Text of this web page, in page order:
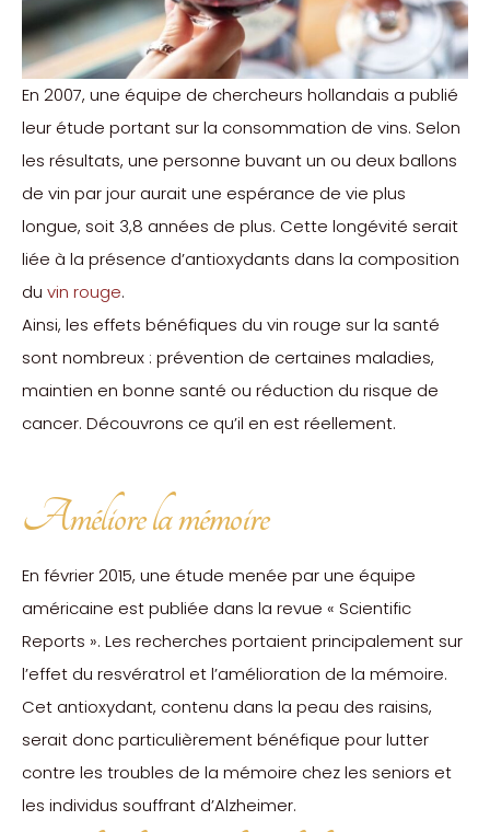
En 2007, une équipe de chercheurs hollandais a publié
leur étude portant sur la consommation de vins. Selon
les résultats, une personne buvant un ou deux ballons
de vin par jour aurait une espérance de vie plus
longue, soit 3,8 années de plus. Cette longévité serait
liée à la présence d’antioxydants dans la composition
du vin rouge.
Ainsi, les effets bénéfiques du vin rouge sur la santé
sont nombreux : prévention de certaines maladies,
maintien en bonne santé ou réduction du risque de
cancer. Découvrons ce qu’il en est réellement.
Améliore la mémoire
En février 2015, une étude menée par une équipe
américaine est publiée dans la revue « Scientific
Reports ». Les recherches portaient principalement sur
l’effet du resvératrol et l’amélioration de la mémoire.
Cet antioxydant, contenu dans la peau des raisins,
serait donc particulièrement bénéfique pour lutter
contre les troubles de la mémoire chez les seniors et
les individus souffrant d’Alzheimer.